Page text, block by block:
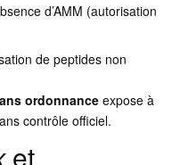
d’AMM (autorisation
de peptides non
ordonnance expose à
contrôle officiel.
et